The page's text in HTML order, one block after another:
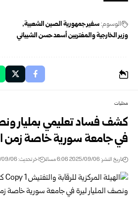
الوسوم:سفير جمهورية الصين الشعبية
وزير الخارجية والمغتربين أسعد حسن الشيباني
محليات
كشف فساد تعليمي بمليار
في جامعة سورية خاصة زمن
تاريخ النشر: 2025/09/06 6:06 مساءً اخر تحديث: 2025/09/06 6:06 مساءً